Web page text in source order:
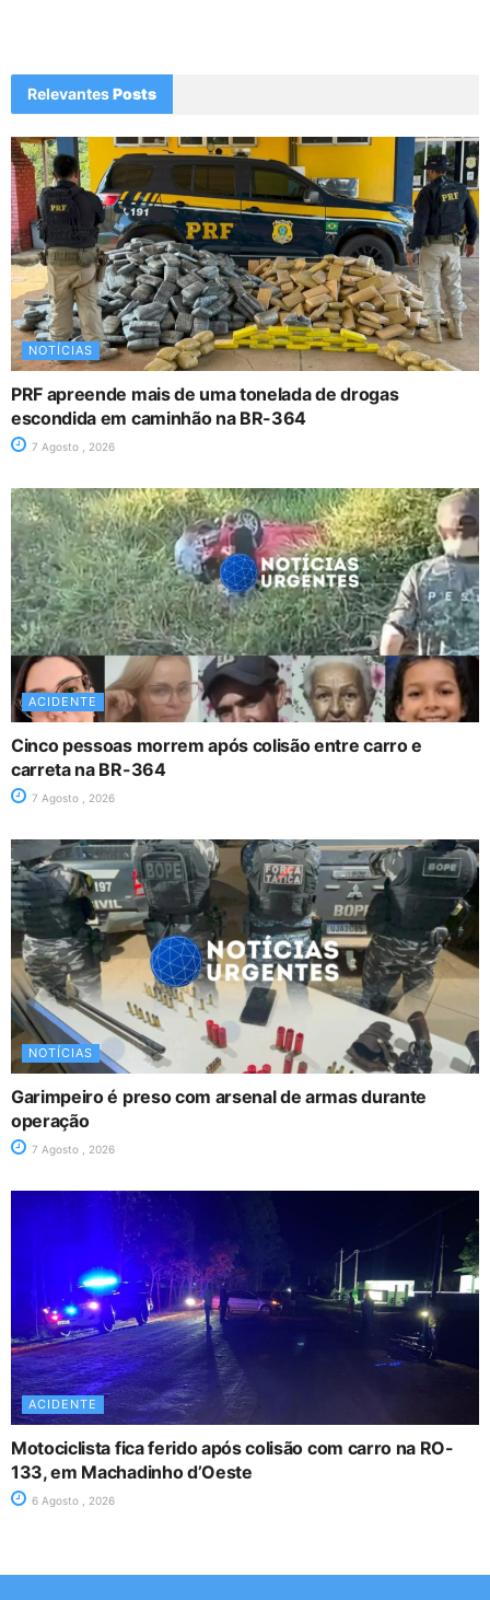
RelevantesPosts
NOTÍCIAS
PRF apreende mais de uma tonelada de drogas
escondida em caminhão na BR-364
7 Agosto , 2026
ACIDENTE
Cinco pessoas morrem após colisão entre carro e
carreta na BR-364
7 Agosto , 2026
NOTÍCIAS
Garimpeiro é preso com arsenal de armas durante
operação
7 Agosto , 2026
ACIDENTE
Motociclista fica ferido após colisão com carro na RO-
133, em Machadinho d’Oeste
6 Agosto , 2026